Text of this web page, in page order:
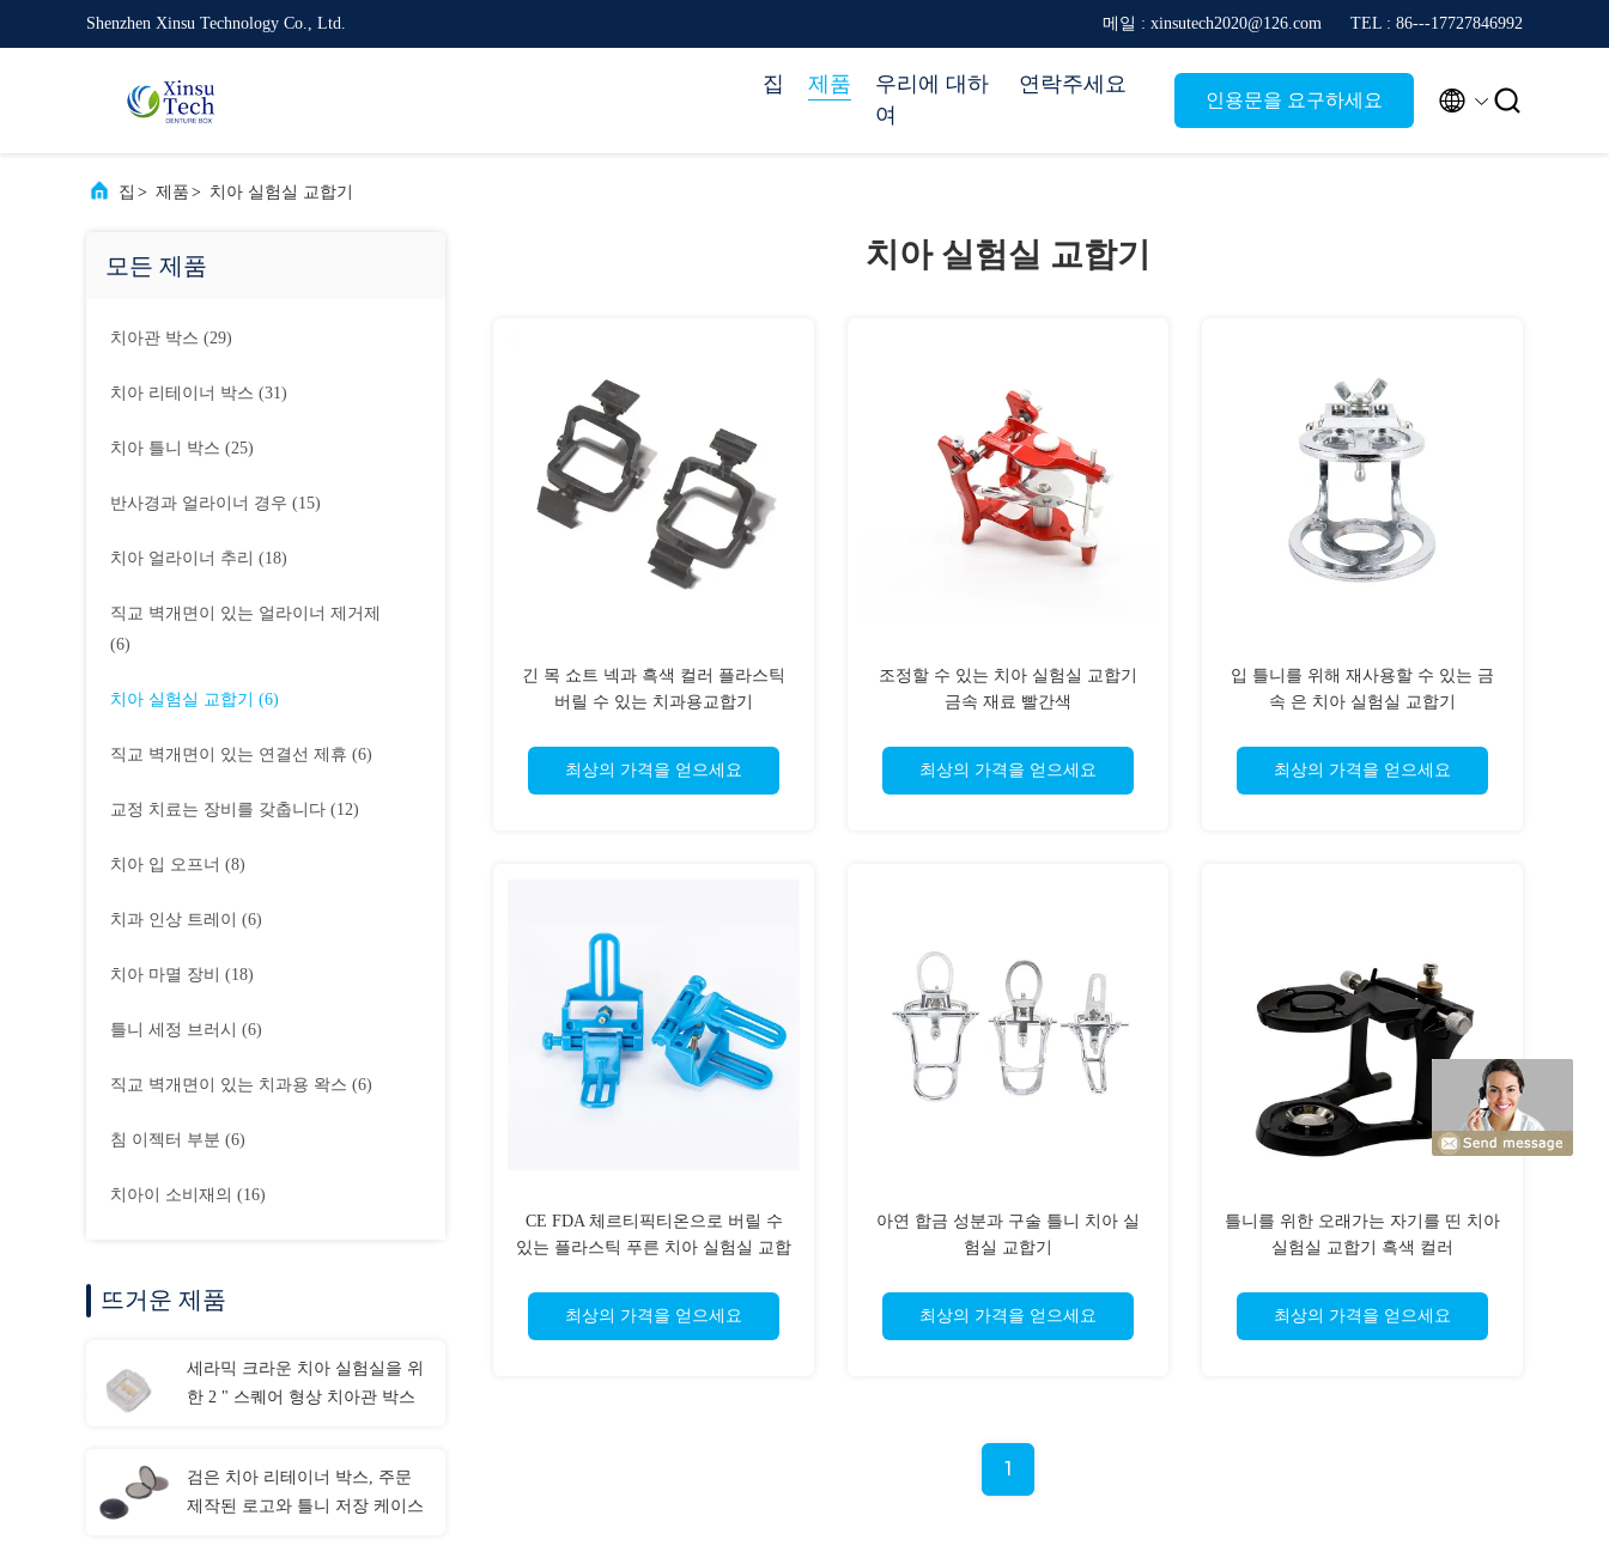
Shenzhen Xinsu Technology Co., Ltd. 메일 : xinsutech2020@126.com TEL : 86---17727846992
집 제품
우리에 대하
여
연락주세요
인용문을 요구하세요  
집 > 제품 > 치아 실험실 교합기
모든 제품
치아관 박스 (29)
치아 리테이너 박스 (31)
치아 틀니 박스 (25)
반사경과 얼라이너 경우 (15)
치아 얼라이너 추리 (18)
직교 벽개면이 있는 얼라이너 제거제
(6)
치아 실험실 교합기 (6)
직교 벽개면이 있는 연결선 제휴 (6)
교정 치료는 장비를 갖춥니다 (12)
치아 입 오프너 (8)
치과 인상 트레이 (6)
치아 마멸 장비 (18)
틀니 세정 브러시 (6)
직교 벽개면이 있는 치과용 왁스 (6)
침 이젝터 부분 (6)
치아이 소비재의 (16)
뜨거운 제품
세라믹 크라운 치아 실험실을 위
한 2 " 스퀘어 형상 치아관 박스
검은 치아 리테이너 박스, 주문
제작된 로고와 틀니 저장 케이스
치아 실험실 교합기
긴 목 쇼트 넥과 흑색 컬러 플라스틱
버릴 수 있는 치과용교합기
최상의 가격을 얻으세요
조정할 수 있는 치아 실험실 교합기
금속 재료 빨간색
최상의 가격을 얻으세요
입 틀니를 위해 재사용할 수 있는 금
속 은 치아 실험실 교합기
최상의 가격을 얻으세요
CE FDA 체르티픽티온으로 버릴 수
있는 플라스틱 푸른 치아 실험실 교합
최상의 가격을 얻으세요
아연 합금 성분과 구술 틀니 치아 실
험실 교합기
최상의 가격을 얻으세요
틀니를 위한 오래가는 자기를 띤 치아
실험실 교합기 흑색 컬러
최상의 가격을 얻으세요
1